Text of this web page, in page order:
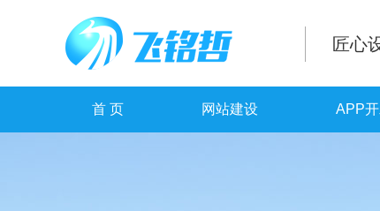
匠心
首 页 网站建设 APP